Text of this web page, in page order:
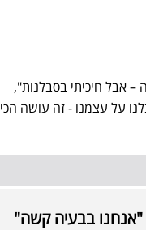
אבל חיכיתי בסבלנות",
על עצמנו - זה עושה הכי
"אנחנו בבעיה קשה"